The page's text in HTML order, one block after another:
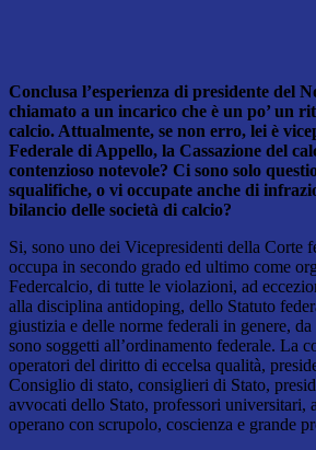
Conclusa l’esperienza di presidente del
chiamato a un incarico che è un po’ un
calcio. Attualmente, se non erro, lei è
Federale di Appello, la Cassazione del
contenzioso notevole? Ci sono solo
squalifiche, o vi occupate anche di
bilancio delle società di calcio?
Si, sono uno dei Vicepresidenti della Corte
occupa in secondo grado ed ultimo come
Federcalcio, di tutte le violazioni, ad
alla disciplina antidoping, dello Statuto
giustizia e delle norme federali in genere,
sono soggetti all’ordinamento federale. La
operatori del diritto di eccelsa qualità,
Consiglio di stato, consiglieri di Stato,
avvocati dello Stato, professori universitari,
operano con scrupolo, coscienza e grande